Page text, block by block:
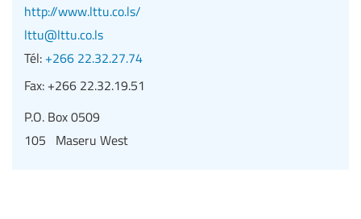
http://www.lttu.co.ls/
lttu@lttu.co.ls
Tél: +266 22.32.27.74
Fax: +266 22.32.19.51
P.O. Box 0509
105 Maseru West